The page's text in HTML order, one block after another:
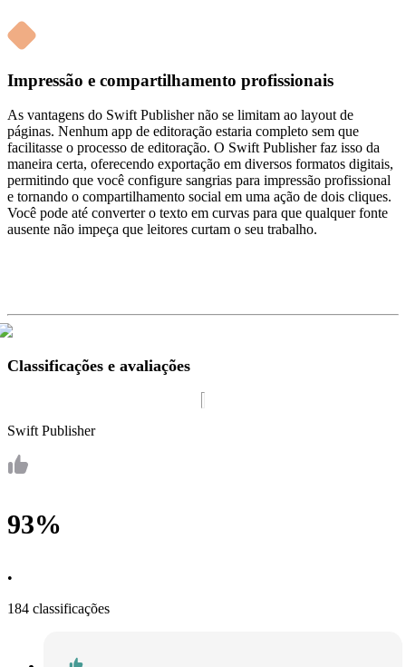
Impressão e compartilhamento profissionais
As vantagens do Swift Publisher não se limitam ao layout de
páginas. Nenhum app de editoração estaria completo sem que
facilitasse o processo de editoração. O Swift Publisher faz isso da
maneira certa, oferecendo exportação em diversos formatos digitais,
permitindo que você configure sangrias para impressão profissional
e tornando o compartilhamento social em uma ação de dois cliques.
Você pode até converter o texto em curvas para que qualquer fonte
ausente não impeça que leitores curtam o seu trabalho.
Classificações e avaliações
Swift Publisher
93%
•
184 classificações